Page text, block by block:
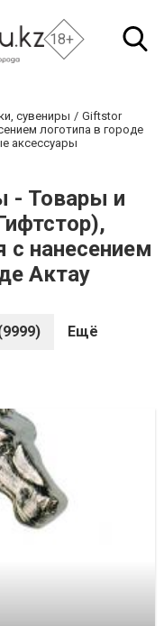
18+
сувениры
Giftstor
логотипа в городе
аксессуары
- Товары и
с нанесением
Актау
Ещё